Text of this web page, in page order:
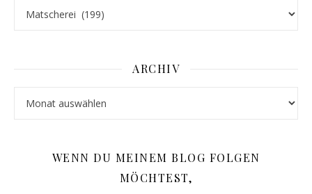
ARCHIV
WENN DU MEINEM BLOG FOLGEN
MÖCHTEST,